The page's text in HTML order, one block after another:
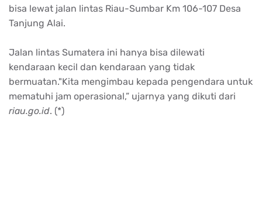
bisa lewat jalan lintas Riau-Sumbar Km 106-107 Desa
Tanjung Alai.
Jalan lintas Sumatera ini hanya bisa dilewati
kendaraan kecil dan kendaraan yang tidak
bermuatan."Kita mengimbau kepada pengendara untuk
mematuhi jam operasional,” ujarnya yang dikuti dari
riau.go.id. (*)